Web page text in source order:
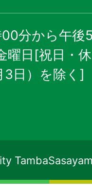
分から午後
曜日[祝日・
3日）を除く]